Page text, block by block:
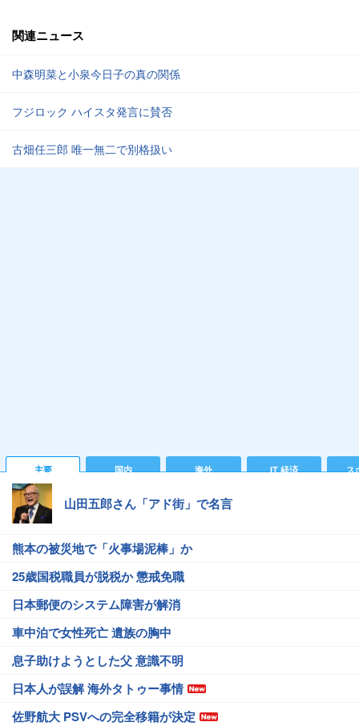
関連ニュース
中森明菜と小泉今日子の真の関係
フジロック ハイスタ発言に賛否
古畑任三郎 唯一無二で別格扱い
主要 国内 海外 IT 経済 ス
山田五郎さん「アド街」で名言
熊本の被災地で「火事場泥棒」か
25歳国税職員が脱税か 懲戒免職
日本郵便のシステム障害が解消
車中泊で女性死亡 遺族の胸中
息子助けようとした父 意識不明
日本人が誤解 海外タトゥー事情
佐野航大 PSVへの完全移籍が決定